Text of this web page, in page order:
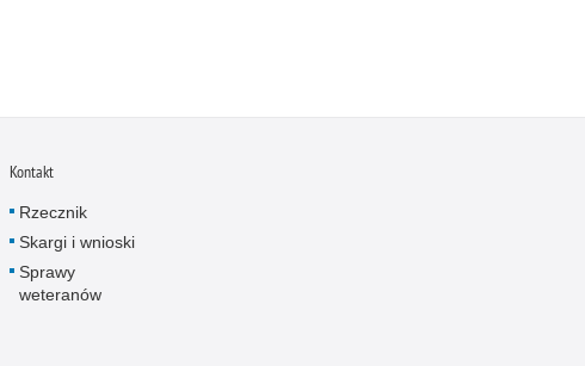
Niszczenie mienia
Nowoczesne technologie w pracy Policji
Kontakt
Rzecznik
Skargi i wnioski
Sprawy
weteranów